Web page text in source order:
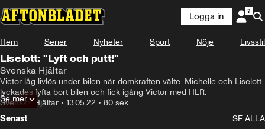
Logga in
Hem Serier Nyheter Sport Nöje Livsstil
Liselott: "Lyft och putt!"
Svenska Hjältar
Victor låg livlös under bilen när domkraften välte. Michelle och Liselott
lyckades lyfta bort bilen och fick igång Victor med HLR.
Svenska Hjältar • 13.05.22 • 80 sek
Se mer
Senast
SE ALLA